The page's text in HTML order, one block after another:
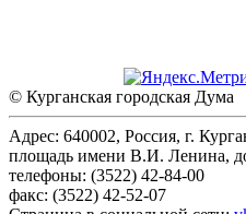
© Курганская городская Дума
Адрес: 640002, Россия, г.
площадь имени В.И. Ленина,
телефоны: (3522) 42-84-00
факс: (3522) 42-52-07